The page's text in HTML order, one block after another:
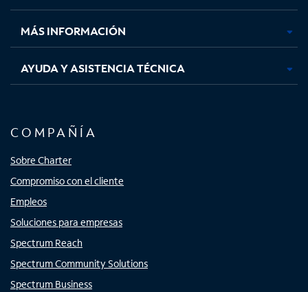
nuevanuevanuevanueva
MÁS INFORMACIÓN
AYUDA Y ASISTENCIA TÉCNICA
COMPAÑÍA
Sobre Charter
Compromiso con el cliente
Empleos
Soluciones para empresas
Spectrum Reach
Spectrum Community Solutions
Spectrum Business